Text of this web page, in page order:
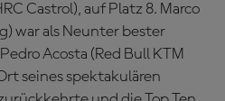
Castrol), auf Platz 8. Marco
war als Neunter bester
Acosta (Red Bull KTM
seines spektakulären